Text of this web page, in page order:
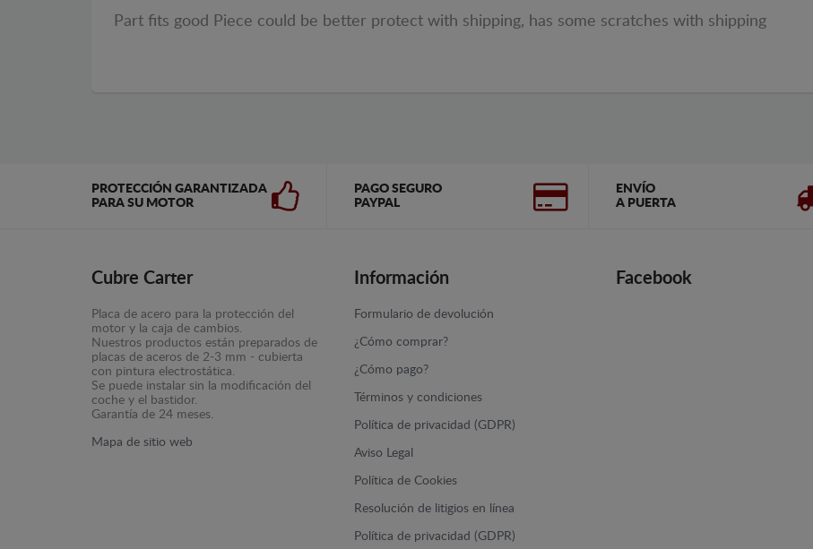
Part fits good Piece could be better protect with shipping, has some scratches with shipping
PROTECCIÓN GARANTIZADA
PARA SU MOTOR
PAGO SEGURO
PAYPAL
ENVÍO
A PUERTA
Cubre Carter
Placa de acero para la protección del
motor y la caja de cambios.
Nuestros productos están preparados de
placas de aceros de 2-3 mm - cubierta
con pintura electrostática.
Se puede instalar sin la modificación del
coche y el bastidor.
Garantía de 24 meses.
Mapa de sitio web
Información
Formulario de devolución
¿Cómo comprar?
¿Cómo pago?
Términos y condiciones
Política de privacidad (GDPR)
Aviso Legal
Política de Cookies
Resolución de litigios en línea
Política de privacidad (GDPR)
Facebook